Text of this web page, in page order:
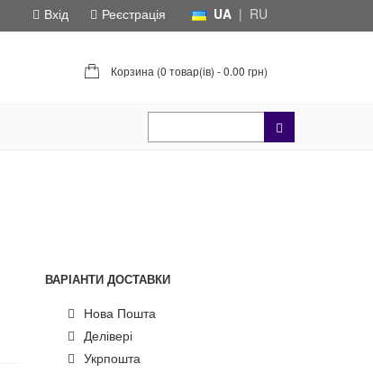
UA | RU
Вхід
Реєстрація
Корзина (0 товар(ів) - 0.00 грн)
ВАРІАНТИ ДОСТАВКИ
Нова Пошта
Делівері
Укрпошта